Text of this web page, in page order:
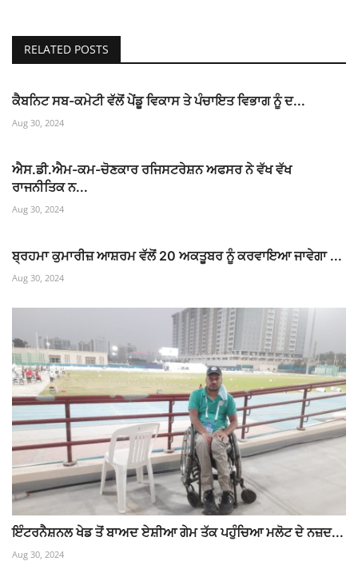
RELATED POSTS
ਕੈਬਨਿਟ ਸਬ-ਕਮੇਟੀ ਵੱਲੋਂ ਪੇਂਡੂ ਵਿਕਾਸ ਤੇ ਪੰਚਾਇਤ ਵਿਭਾਗ ਨੂੰ ਦ...
Aug 30, 2024
ਐਸ.ਡੀ.ਐਮ-ਕਮ-ਚੋਣਕਾਰ ਰਜਿਸਟਰੇਸ਼ਨ ਅਫਸਰ ਨੇ ਵੱਖ ਵੱਖ
ਰਾਜਨੀਤਿਕ ਨ...
Aug 30, 2024
ਬ੍ਰਹਮਾ ਕੁਮਾਰੀਜ਼ ਆਸ਼ਰਮ ਵੱਲੋਂ 20 ਅਕਤੂਬਰ ਨੂੰ ਕਰਵਾਇਆ ਜਾਵੇਗਾ ...
Aug 30, 2024
ਇੰਟਰਨੈਸ਼ਨਲ ਖੇਡ ਤੋਂ ਬਾਅਦ ਏਸ਼ੀਆ ਗੇਮ ਤੱਕ ਪਹੁੰਚਿਆ ਮਲੋਟ ਦੇ ਨਜ਼ਦ...
Aug 30, 2024